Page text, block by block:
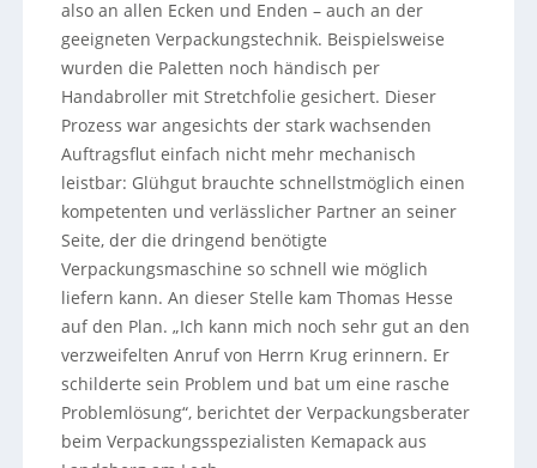
also an allen Ecken und Enden – auch an der
geeigneten Verpackungstechnik. Beispielsweise
wurden die Paletten noch händisch per
Handabroller mit Stretchfolie gesichert. Dieser
Prozess war angesichts der stark wachsenden
Auftragsflut einfach nicht mehr mechanisch
leistbar: Glühgut brauchte schnellstmöglich einen
kompetenten und verlässlicher Partner an seiner
Seite, der die dringend benötigte
Verpackungsmaschine so schnell wie möglich
liefern kann. An dieser Stelle kam Thomas Hesse
auf den Plan. „Ich kann mich noch sehr gut an den
verzweifelten Anruf von Herrn Krug erinnern. Er
schilderte sein Problem und bat um eine rasche
Problemlösung“, berichtet der Verpackungsberater
beim Verpackungsspezialisten Kemapack aus